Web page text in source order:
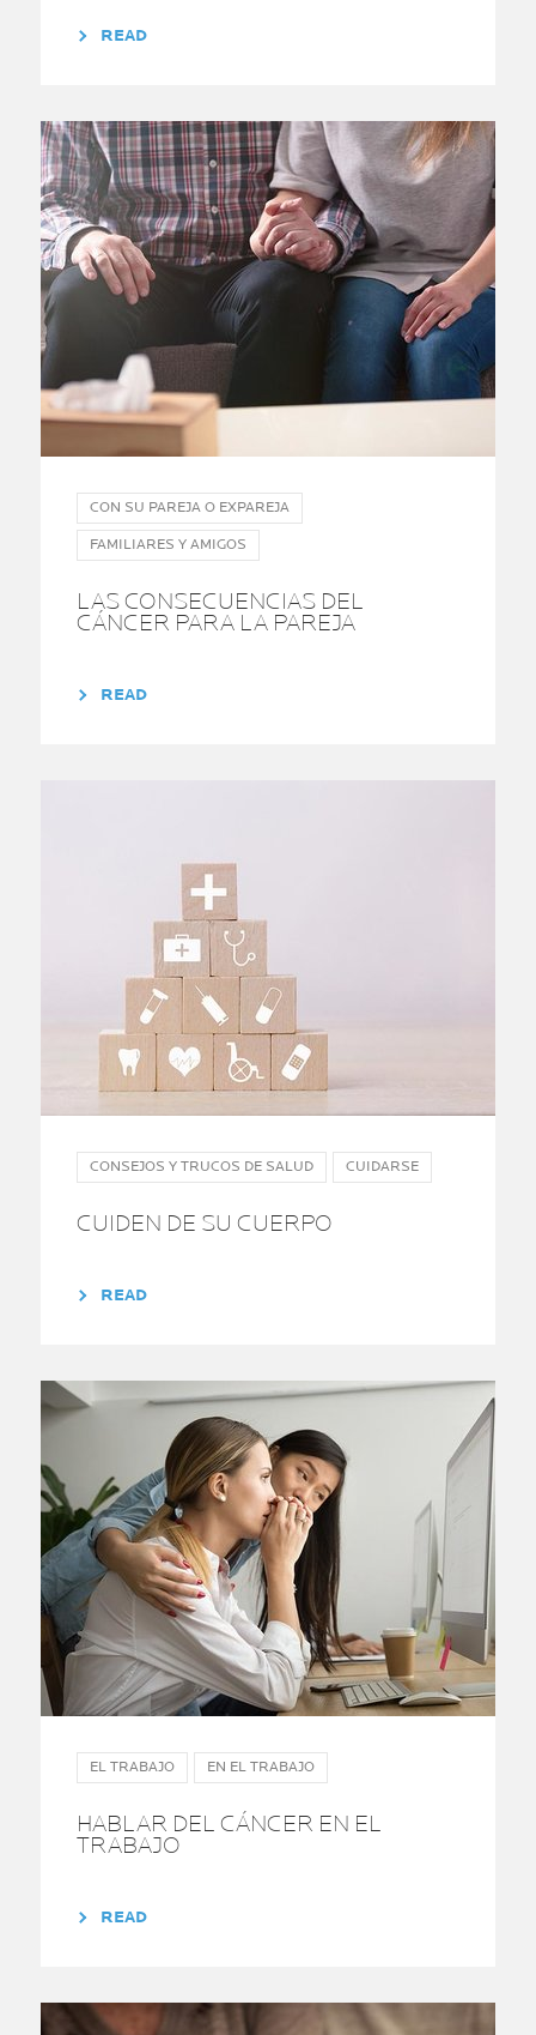
READ
CON SU PAREJA O EXPAREJA
FAMILIARES Y AMIGOS
LAS CONSECUENCIAS DEL
CÁNCER PARA LA PAREJA
READ
CONSEJOS Y TRUCOS DE SALUD CUIDARSE
CUIDEN DE SU CUERPO
READ
EL TRABAJO EN EL TRABAJO
HABLAR DEL CÁNCER EN EL
TRABAJO
READ